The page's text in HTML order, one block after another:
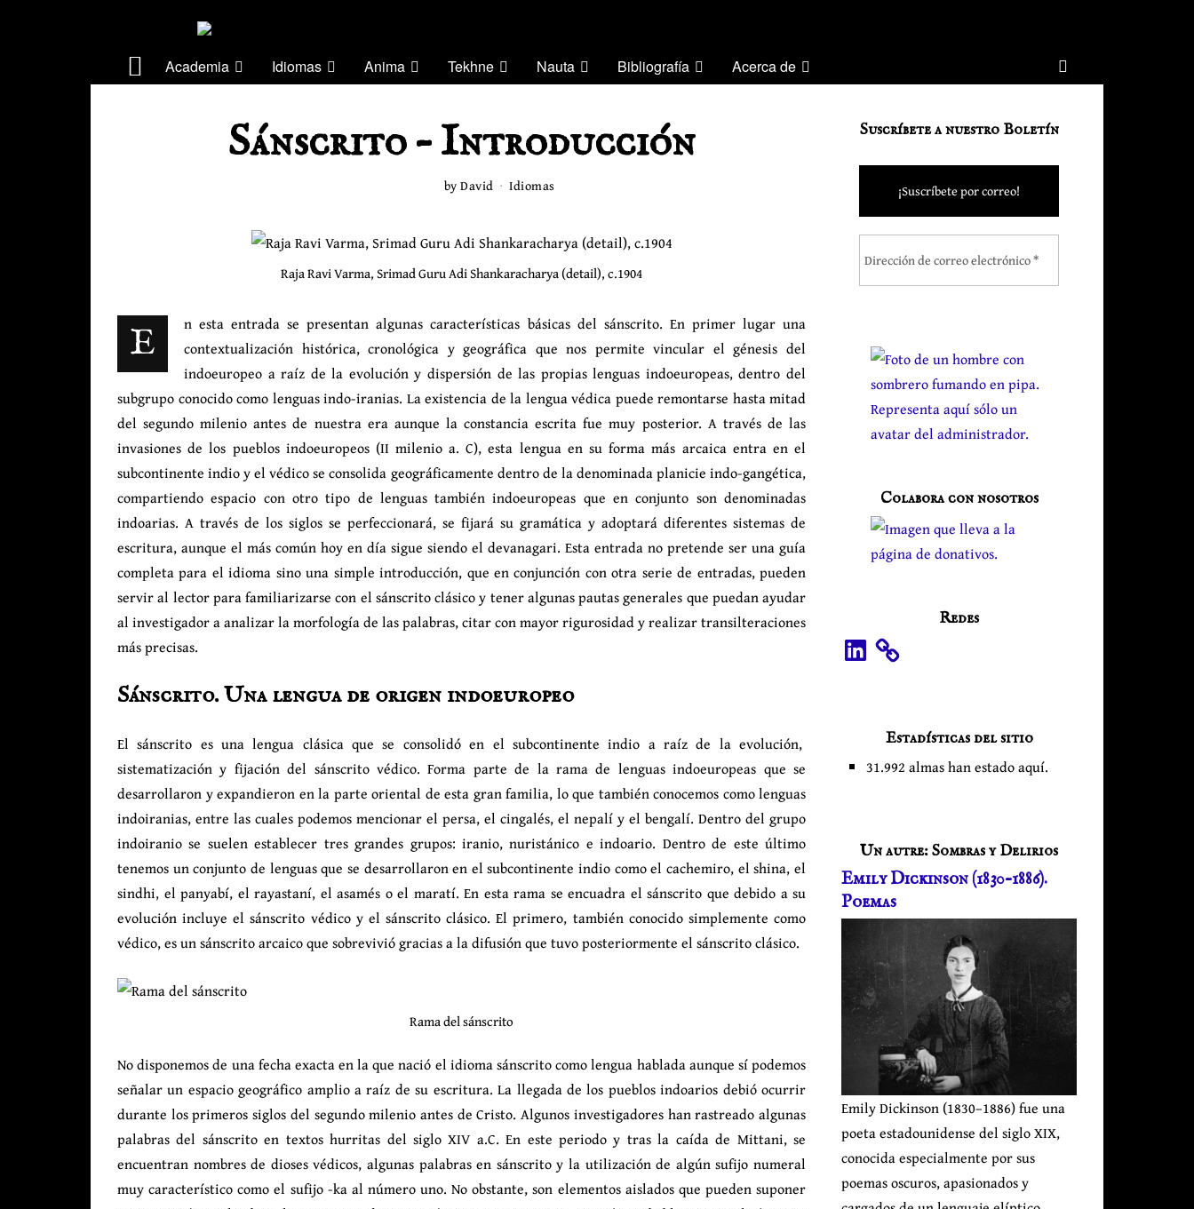
Academia Idiomas Anima Tekhne Nauta Bibliografía Acerca de
Sánscrito – Introducción
byDavid Idiomas
Raja Ravi Varma, Srimad Guru Adi Shankaracharya (detail), c.1904
E
n esta entrada se presentan algunas características básicas del sánscrito. En primer lugar una
contextualización histórica, cronológica y geográfica que nos permite vincular el génesis del
indoeuropeo a raíz de la evolución y dispersión de las propias lenguas indoeuropeas, dentro del
subgrupo conocido como lenguas indo-iranias. La existencia de la lengua védica puede remontarse hasta mitad
del segundo milenio antes de nuestra era aunque la constancia escrita fue muy posterior. A través de las
invasiones de los pueblos indoeuropeos (II milenio a. C), esta lengua en su forma más arcaica entra en el
subcontinente indio y el védico se consolida geográficamente dentro de la denominada planicie indo-gangética,
compartiendo espacio con otro tipo de lenguas también indoeuropeas que en conjunto son denominadas
indoarias. A través de los siglos se perfeccionará, se fijará su gramática y adoptará diferentes sistemas de
escritura, aunque el más común hoy en día sigue siendo el devanagari. Esta entrada no pretende ser una guía
completa para el idioma sino una simple introducción, que en conjunción con otra serie de entradas, pueden
servir al lector para familiarizarse con el sánscrito clásico y tener algunas pautas generales que puedan ayudar
al investigador a analizar la morfología de las palabras, citar con mayor rigurosidad y realizar transilteraciones
más precisas.
Sánscrito. Una lengua de origen indoeuropeo
El sánscrito es una lengua clásica que se consolidó en el subcontinente indio a raíz de la evolución,
sistematización y fijación del sánscrito védico. Forma parte de la rama de lenguas indoeuropeas que se
desarrollaron y expandieron en la parte oriental de esta gran familia, lo que también conocemos como lenguas
indoiranias, entre las cuales podemos mencionar el persa, el cingalés, el nepalí y el bengalí. Dentro del grupo
indoiranio se suelen establecer tres grandes grupos: iranio, nuristánico e indoario. Dentro de este último
tenemos un conjunto de lenguas que se desarrollaron en el subcontinente indio como el cachemiro, el shina, el
sindhi, el panyabí, el rayastaní, el asamés o el maratí. En esta rama se encuadra el sánscrito que debido a su
evolución incluye el sánscrito védico y el sánscrito clásico. El primero, también conocido simplemente como
védico, es un sánscrito arcaico que sobrevivió gracias a la difusión que tuvo posteriormente el sánscrito clásico.
Rama del sánscrito
No disponemos de una fecha exacta en la que nació el idioma sánscrito como lengua hablada aunque sí podemos
señalar un espacio geográfico amplio a raíz de su escritura. La llegada de los pueblos indoarios debió ocurrir
durante los primeros siglos del segundo milenio antes de Cristo. Algunos investigadores han rastreado algunas
palabras del sánscrito en textos hurritas del siglo XIV a.C. En este periodo y tras la caída de Mittani, se
encuentran nombres de dioses védicos, algunas palabras en sánscrito y la utilización de algún sufijo numeral
muy característico como el sufijo -ka al número uno. No obstante, son elementos aislados que pueden suponer
Suscríbete a nuestro Boletín
Colabora con nosotros
Redes
LinkedIn
Estadísticas del sitio
31.992 almas han estado aquí.
Un autre: Sombras y Delirios
Emily Dickinson (1830–1886).
Poemas
Emily Dickinson (1830–1886) fue una
poeta estadounidense del siglo XIX,
conocida especialmente por sus
poemas oscuros, apasionados y